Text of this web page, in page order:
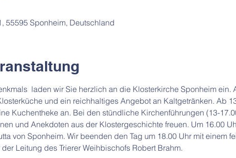
55595 Sponheim, Deutschland
laden wir Sie herzlich an die Klosterkirche Sponheim ein.
und ein reichhaltiges Angebot an Kaltgetränken. Ab
Kuchentheke an. Bei den stündliche Kirchenführungen (13-
und Anekdoten aus der Klostergeschichte freuen. Um 16.00
von Sponheim. Wir beenden den Tag um 18.00 Uhr mit einem
Leitung des Trierer Weihbischofs Robert Brahm.